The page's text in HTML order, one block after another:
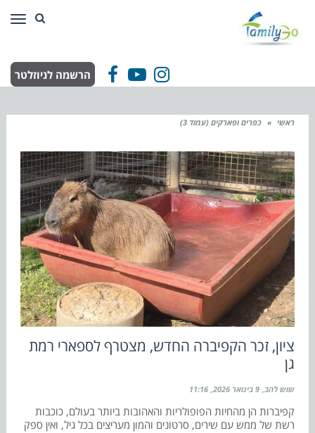
Facebook
YouTube
Instagram הרשמה לניוזלטר
ראשי » כפרים ופארקים (עמוד 3)
ציון, זכר הקפיברה החדש, מצטרף לספארי רמת
גן
שוש להב 9 בינואר 2026 11:16
קפיברות הן מהחיות הפופולריות והאהובות ביותר בעולם, כוכבות
רשת של ממש עם שירים, סרטונים והמון מעריצים בכל גיל, ואין ספק